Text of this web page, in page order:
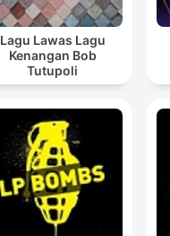
Lagu Lawas Lagu
Kenangan Bob
Tutupoli